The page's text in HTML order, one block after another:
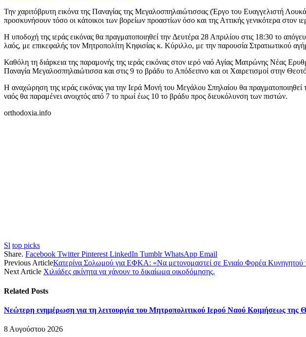
Την χαριτόβρυτη εικόνα της Παναγίας της Μεγαλοσπηλαιώτισσας (Έργο του Ευαγγελιστή
προσκυνήσουν τόσο οι κάτοικοι των βορείων προαστίων όσο και της Αττικής γενικότερα
Η υποδοχή της ιεράς εικόνας θα πραγματοποιηθεί την Δευτέρα 28 Απριλίου στις 18:30 το
λαός, με επικεφαλής τον Μητροπολίτη Κηφισίας κ. Κύριλλο, με την παρουσία Στρατιωτικού
Καθόλη τη διάρκεια της παραμονής της ιεράς εικόνας στον ιερό ναό Αγίας Ματρώνης Νέας
Παναγία Μεγαλοσπηλαιώτισσα και στις 9 το βράδυ το Απόδειπνο και οι Χαιρετισμοί στην
Η αναχώρηση της ιεράς εικόνας για την Ιερά Μονή του Μεγάλου Σπηλαίου θα
ναός θα παραμένει ανοιχτός από 7 το πρωί έως 10 το βράδυ προς διευκόλυνση των πιστών.
orthodoxia.info
Sl top picks
Share. Facebook Twitter Pinterest LinkedIn Tumblr WhatsApp Email
Previous ArticleΚατερίνα Σολωμού για ΕΦΚΑ: «Να μετονομαστεί σε Ενιαίο Φορέα
Next Article Χιλιάδες ακίνητα να χάνουν το δικαίωμα οικοδόμησης.
Related Posts
Νεώτερη ενημέρωση για τη λειτουργία του Μητροπολιτικού Ιερού Ναού Κοιμήσεως της
8 Αυγούστου 2026